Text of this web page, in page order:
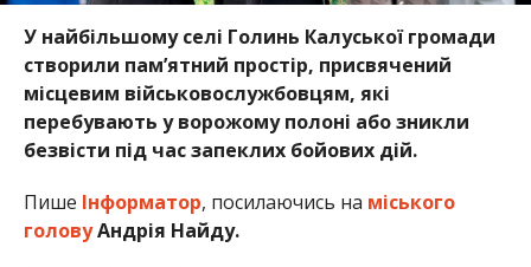
У найбільшому селі Голинь Калуської громади
створили пам’ятний простір, присвячений
місцевим військовослужбовцям, які
перебувають у ворожому полоні або зникли
безвісти під час запеклих бойових дій.
Пише Інформатор, посилаючись на міського
голову Андрія Найду.